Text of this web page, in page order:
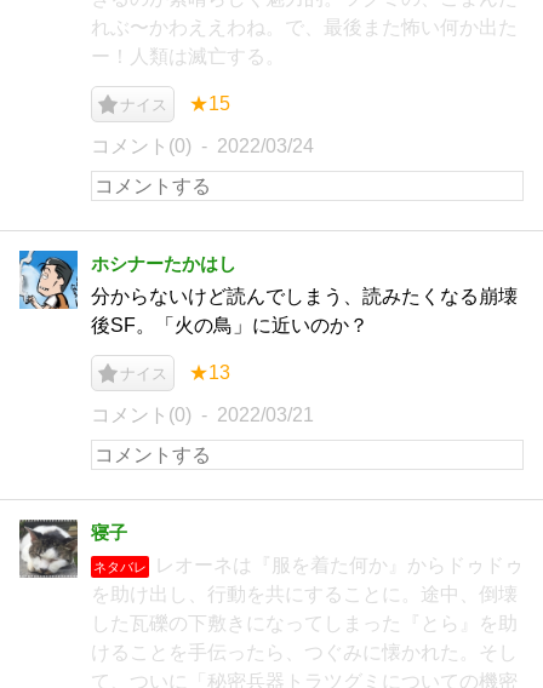
れぶ〜かわええわね。で、最後また怖い何か出た
ー！人類は滅亡する。
ナイス ★15
コメント(0) 2022/03/24
ホシナーたかはし
分からないけど読んでしまう、読みたくなる崩壊
後SF。「火の鳥」に近いのか？
ナイス ★13
コメント(0) 2022/03/21
寝子
ネタバレ
レオーネは『服を着た何か』からドゥドゥ
を助け出し、行動を共にすることに。途中、倒壊
した瓦礫の下敷きになってしまった『とら』を助
けることを手伝ったら、つぐみに懐かれた。そし
て、ついに「秘密兵器トラツグミについての機密